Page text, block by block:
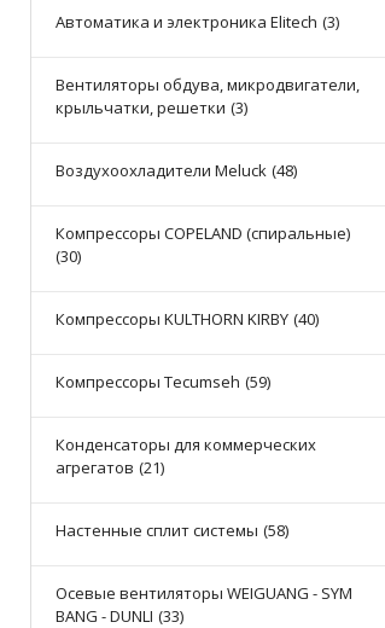
Автоматика и электроника Elitech (3)
Вентиляторы обдува, микродвигатели,
крыльчатки, решетки (3)
Воздухоохладители Meluck (48)
Компрессоры COPELAND (спиральные)
(30)
Компрессоры KULTHORN KIRBY (40)
Компрессоры Tecumseh (59)
Конденсаторы для коммерческих
агрегатов (21)
Настенные сплит системы (58)
Осевые вентиляторы WEIGUANG - SYM
BANG - DUNLI (33)